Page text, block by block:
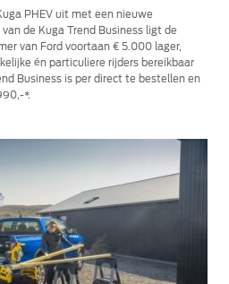
PHEV uit met een nieuwe
de Kuga Trend Business ligt de
van Ford voortaan € 5.000 lager,
én particuliere rijders bereikbaar
Business is per direct te bestellen en
*.